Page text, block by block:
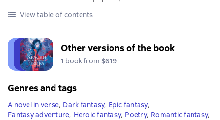
View table of contents
Other versions of the book
1 book from $6.19
Genres and tags
A novel in verse, Dark fantasy, Epic fantasy,
Fantasy adventure, Heroic fantasy, Poetry, Romantic fantasy,